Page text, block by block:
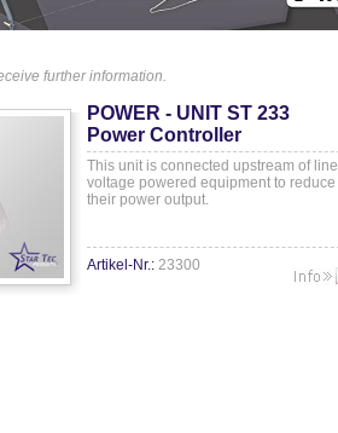
further information.
POWER - UNIT ST 233
Power Controller
This unit is connected upstream of line
voltage powered equipment to reduce
their power output.
Artikel-Nr.: 23300